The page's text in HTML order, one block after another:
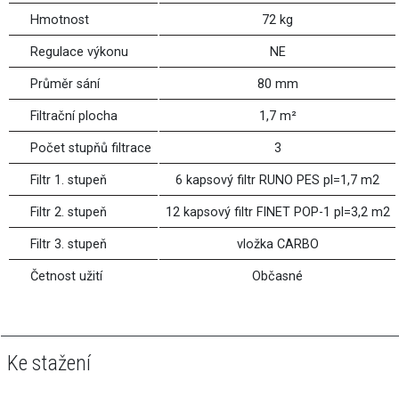
Hmotnost 72 kg
Regulace výkonu NE
Průměr sání 80 mm
Filtrační plocha 1,7 m²
Počet stupňů filtrace 3
Filtr 1. stupeň 6 kapsový filtr RUNO PES pl=1,7 m2
Filtr 2. stupeň 12 kapsový filtr FINET POP-1 pl=3,2 m2
Filtr 3. stupeň vložka CARBO
Četnost užití Občasné
Ke stažení